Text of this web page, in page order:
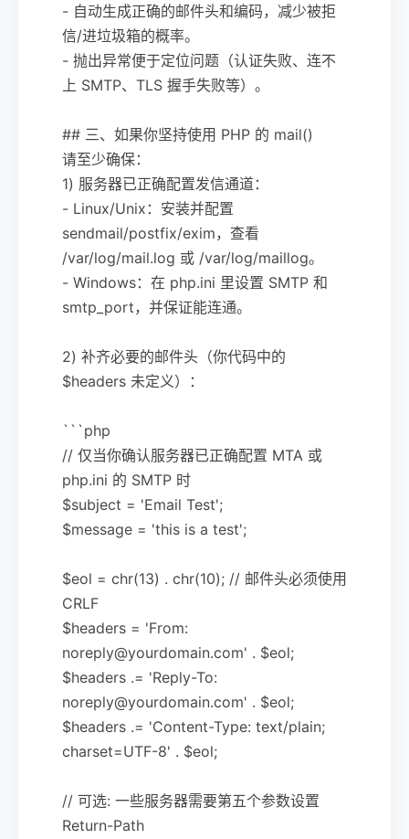
- 自动生成正确的邮件头和编码，减少被拒
信/进垃圾箱的概率。
- 抛出异常便于定位问题（认证失败、连不
上 SMTP、TLS 握手失败等）。
## 三、如果你坚持使用 PHP 的 mail()
请至少确保：
1) 服务器已正确配置发信通道：
- Linux/Unix：安装并配置
sendmail/postfix/exim，查看
/var/log/mail.log 或 /var/log/maillog。
- Windows：在 php.ini 里设置 SMTP 和
smtp_port，并保证能连通。
2) 补齐必要的邮件头（你代码中的
$headers 未定义）：
```php
// 仅当你确认服务器已正确配置 MTA 或
php.ini 的 SMTP 时
$subject = 'Email Test';
$message = 'this is a test';
$eol = chr(13) . chr(10); // 邮件头必须使用
CRLF
$headers = 'From:
noreply@yourdomain.com' . $eol;
$headers .= 'Reply-To:
noreply@yourdomain.com' . $eol;
$headers .= 'Content-Type: text/plain;
charset=UTF-8' . $eol;
// 可选: 一些服务器需要第五个参数设置
Return-Path